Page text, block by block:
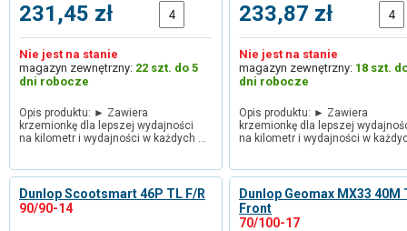
231,45 zł
Nie jest na stanie
magazyn zewnętrzny: 22 szt. do 5
dni robocze
Opis produktu: ► Zawiera
krzemionkę dla lepszej wydajności
na kilometr i wydajności w każdych …
233,87 zł
Nie jest na stanie
magazyn zewnętrzny: 18 szt.
dni robocze
Opis produktu: ► Zawiera
krzemionkę dla lepszej
na kilometr i wydajności w
Dunlop Scootsmart 46P TL F/R
90/90-14
Dunlop Geomax MX33 40M
Front
70/100-17